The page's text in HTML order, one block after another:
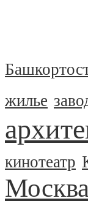
жилье
кинотеатр
Москва